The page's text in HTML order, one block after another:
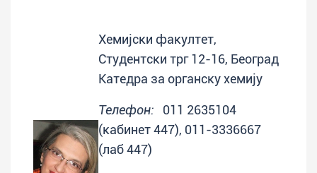
Хемијски факултет,
Студентски трг 12-16, Београд
Катедра за органску хемију
Телефон: 011 2635104
(кабинет 447), 011-3336667
(лаб 447)